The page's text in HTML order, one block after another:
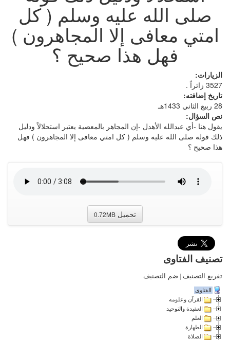
صلى الله عليه وسلم ( كل
امتي معافى إلا المجاهرون )
فهل هذا صحيح ؟
الزيارات:
3527 زائراً .
تاريخ إضافته:
28 ربيع الثاني 1433هـ
نص السؤال:
يقول هنا -أي عبدالله الأهدل -إن المجاهر بالمعصية يعتبر استحلالاً ودليل
ذلك قوله صلى الله عليه وسلم ( كل امتي معافى إلا المجاهرون ) فهل
هذا صحيح ؟
تحميل 0.72MB
تصنيف الفتاوى
تفريع التصنيف | ضم التصنيف
الفتاوى
القرآن وعلومه
العقيدة والتوحيد
العلم
الطهارة
الصلاة